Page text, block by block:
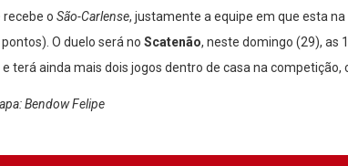
recebe o São-Carlense, justamente a equipe em que esta
O duelo será no Scatenão, neste domingo (29), as
terá ainda mais dois jogos dentro de casa na competição,
Bendow Felipe